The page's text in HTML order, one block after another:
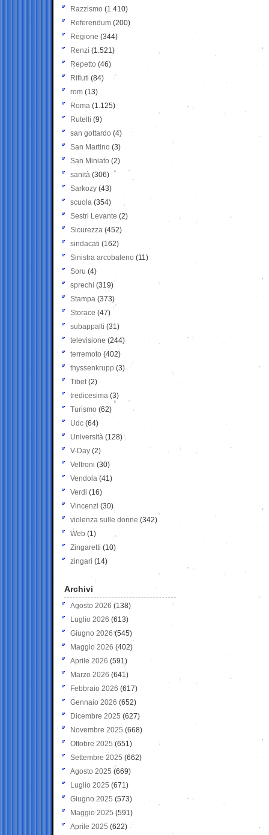
Razzismo (1.410)
Referendum (200)
Regione (344)
Renzi (1.521)
Repetto (46)
Rifiuti (84)
rom (13)
Roma (1.125)
Rutelli (9)
san gottardo (4)
San Martino (3)
San Miniato (2)
sanità (306)
Sarkozy (43)
scuola (354)
Sestri Levante (2)
Sicurezza (452)
sindacati (162)
Sinistra arcobaleno (11)
Soru (4)
sprechi (319)
Stampa (373)
Storace (47)
subappalti (31)
televisione(244)
terremoto (402)
thyssenkrupp (3)
Tibet(2)
tredicesima (3)
Turismo (62)
Udc (64)
Università (128)
V-Day (2)
Veltroni (30)
Vendola (41)
Verdi (16)
Vincenzi (30)
violenza sulle donne (342)
Web (1)
Zingaretti (10)
zingari (14)
Archivi
Agosto 2026 (138)
Luglio 2026 (613)
Giugno 2026 (545)
Maggio 2026 (402)
Aprile 2026 (591)
Marzo 2026 (641)
Febbraio 2026 (617)
Gennaio 2026 (652)
Dicembre 2025 (627)
Novembre 2025 (668)
Ottobre 2025 (651)
Settembre 2025 (662)
Agosto 2025 (669)
Luglio 2025 (671)
Giugno 2025 (573)
Maggio 2025 (591)
Aprile 2025 (622)